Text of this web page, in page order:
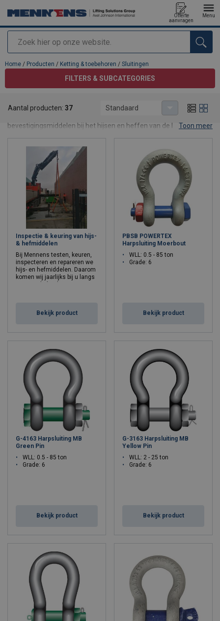
Zoeken
Offerte
aanvragen
Menu
toegevoegd aan uw offerte
Home / Producten / Ketting & toebehoren / Sluitingen
FILTERS & SUBCATEGORIES
vormen essentiële
bevestigingsmiddelen bij het hijsen en heffen van de last. Bij
hijswerkzaamheden. Harp- of D-sluiting? De harpsluiting biedt
meer bewegingsruimte dan een D-sluiting. Vragen de
hijswerkzaamheden om weinig tot geen bewegingsruimte? Kies
dan een D-sluiting. Wij adviseren je graag.
Borst- of moerbout? Vragen de werkzaamheden om regelmatig
los- en vastzetten van de sluiting? Kies dan een sluiting met een
borstbout. Gaat het om een (quasi) permanente verbinding? Dan
heeft een moerbout de voorkeur.
Sling shackles / stropsluitingen met breder draagvlak, sluitingen
voor ROV-toepassingen en sluitingen met extra wijde opening. Al
onze producten voldoen aan de hoogste eisen op gebied van
Toon meer
Aantal producten: 37 Standaard
Inspectie & keuring van hijs-
& hefmiddelen
Bij Mennens testen, keuren,
inspecteren en repareren we
hijs- en hefmiddelen. Daarom
komen wij jaarlijks bij u langs
Bekijk product
PBSB POWERTEX
Harpsluiting Moerbout
WLL: 0.5 - 85 ton
Grade: 6
Bekijk product
G-4163 Harpsluiting MB
Green Pin
WLL: 0.5 - 85 ton
Grade: 6
Bekijk product
G-3163 Harpsluiting MB
Yellow Pin
WLL: 2 - 25 ton
Grade: 6
Bekijk product